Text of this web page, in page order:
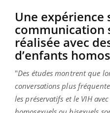
Une expérience
communication
réalisée avec
d’enfants
"Des études montrent que
conversations plus
les préservatifs et le VIH